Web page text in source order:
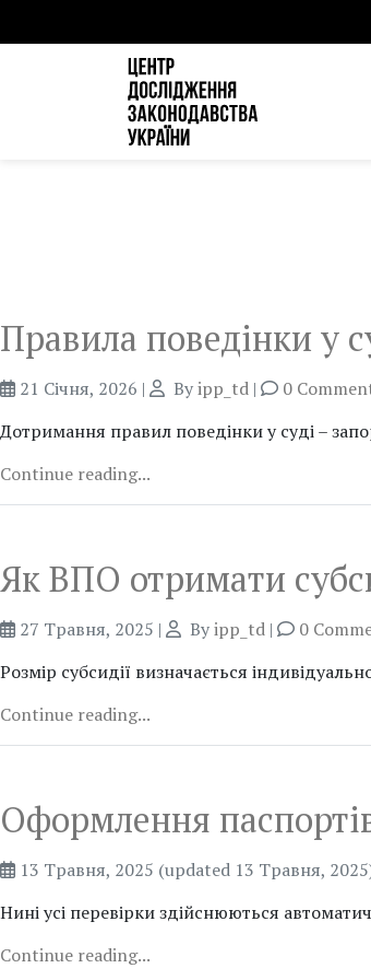
Правила поведінки у
21 Січня, 2026 | Byipp_td |
0
Дотримання правил поведінки у суді –
Continue reading...
Як ВПО отримати
27 Травня, 2025 | Byipp_td |
0
Розмір субсидії визначається
Continue reading...
Оформлення
13 Травня, 2025 (updated 13 Травня,
Нині усі перевірки здійснюються
Continue reading...